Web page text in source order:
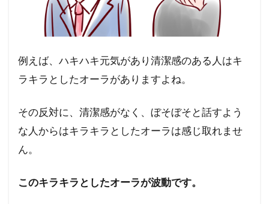
例えば、ハキハキ元気があり清潔感のある人はキ
ラキラとしたオーラがありますよね。
その反対に、清潔感がなく、ぼそぼそと話すよう
な人からはキラキラとしたオーラは感じ取れませ
ん。
このキラキラとしたオーラが波動です。